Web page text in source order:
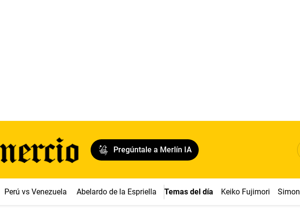
Pregúntale a Merlín IA
Perú vs Venezuela Abelardo de la Espriella Temas del día Keiko Fujimori